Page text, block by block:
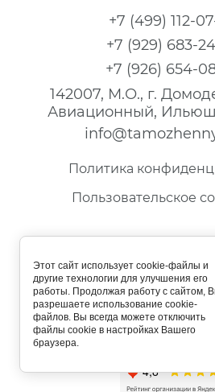
+7 (499) 112-
+7 (929) 683-
+7 (926) 654-
142007, М.О., г.
Авиационный,
Политика
Пользовательское
ОБРАТНАЯ
Этот сайт использует cookie-файлы и
другие технологии для улучшения его
работы. Продолжая работу с сайтом,
разрешаете использование cookie-
файлов. Вы всегда можете отключить
файлы cookie в настройках Вашего
браузера.